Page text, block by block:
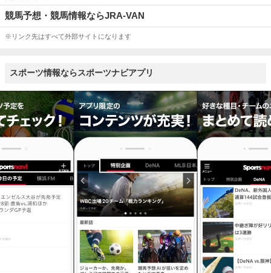
競馬予想・競馬情報ならJRA-VAN
※リンク先はすべて外部サイトになります
スポーツ情報ならスポーツナビアプリ